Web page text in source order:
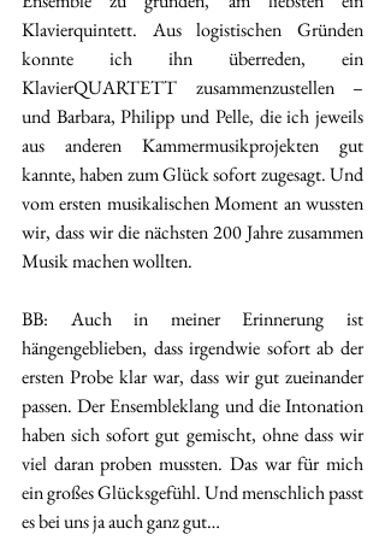
Klavierquintett. Aus logistischen Gründen
konnte ich ihn überreden, ein
KlavierQUARTETT zusammenzustellen –
und Barbara, Philipp und Pelle, die ich jeweils
aus anderen Kammermusikprojekten gut
kannte, haben zum Glück sofort zugesagt. Und
vom ersten musikalischen Moment an wussten
wir, dass wir die nächsten 200 Jahre zusammen
Musik machen wollten.
BB: Auch in meiner Erinnerung ist
hängengeblieben, dass irgendwie sofort ab der
ersten Probe klar war, dass wir gut zueinander
passen. Der Ensembleklang und die Intonation
haben sich sofort gut gemischt, ohne dass wir
viel daran proben mussten. Das war für mich
ein großes Glücksgefühl. Und menschlich passt
es bei uns ja auch ganz gut…